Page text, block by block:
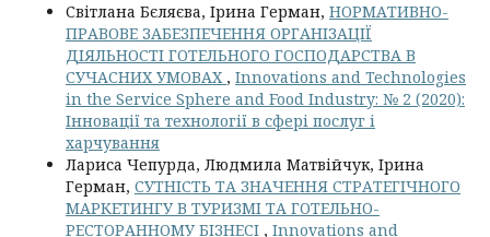
Світлана Бєляєва, Ірина Герман, НОРМАТИВНО-
ПРАВОВЕ ЗАБЕЗПЕЧЕННЯ ОРГАНІЗАЦІЇ
ДІЯЛЬНОСТІ ГОТЕЛЬНОГО ГОСПОДАРСТВА В
СУЧАСНИХ УМОВАХ , Innovations and Technologies
in the Service Sphere and Food Industry: № 2 (2020):
Інновації та технології в сфері послуг і
харчування
Лариса Чепурда, Людмила Матвійчук, Ірина
Герман, СУТНІСТЬ ТА ЗНАЧЕННЯ СТРАТЕГІЧНОГО
МАРКЕТИНГУ В ТУРИЗМІ ТА ГОТЕЛЬНО-
РЕСТОРАННОМУ БІЗНЕСІ , Innovations and